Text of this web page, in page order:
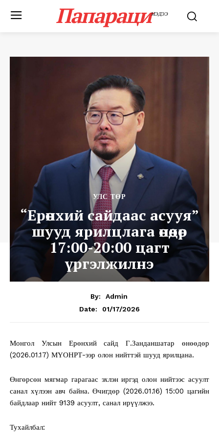
ПапарациМЭДЭЭ
УЛС ТӨР
“Ерөнхий сайдаас асууя”
шууд ярилцлага өнөөдөр
17:00-20:00 цагт
үргэлжилнэ
By:
Admin
Date:
01/17/2026
Монгол Улсын Ерөнхий сайд Г.Занданшатар өнөөдөр
(2026.01.17) МҮОНРТ-ээр олон нийттэй шууд ярилцана.
Өнгөрсөн мягмар гарагаас эхлэн иргэд олон нийтээс асуулт
санал хүлээн авч байна. Өчигдөр (2026.01.16) 15:00 цагийн
байдлаар нийт 9139 асуулт, санал ирүүлжээ.
Тухайлбал: